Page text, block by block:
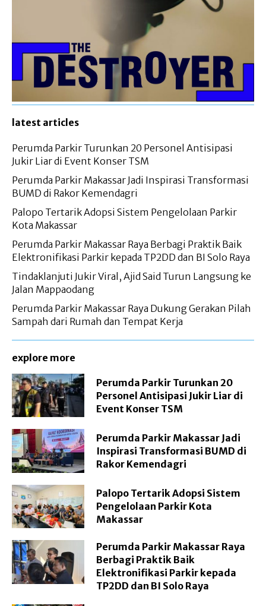
latest articles
Perumda Parkir Turunkan 20 Personel Antisipasi
Jukir Liar di Event Konser TSM
Perumda Parkir Makassar Jadi Inspirasi Transformasi
BUMD di Rakor Kemendagri
Palopo Tertarik Adopsi Sistem Pengelolaan Parkir
Kota Makassar
Perumda Parkir Makassar Raya Berbagi Praktik Baik
Elektronifikasi Parkir kepada TP2DD dan BI Solo Raya
Tindaklanjuti Jukir Viral, Ajid Said Turun Langsung ke
Jalan Mappaodang
Perumda Parkir Makassar Raya Dukung Gerakan Pilah
Sampah dari Rumah dan Tempat Kerja
explore more
Perumda Parkir Turunkan 20
Personel Antisipasi Jukir Liar di
Event Konser TSM
Perumda Parkir Makassar Jadi
Inspirasi Transformasi BUMD di
Rakor Kemendagri
Palopo Tertarik Adopsi Sistem
Pengelolaan Parkir Kota
Makassar
Perumda Parkir Makassar Raya
Berbagi Praktik Baik
Elektronifikasi Parkir kepada
TP2DD dan BI Solo Raya